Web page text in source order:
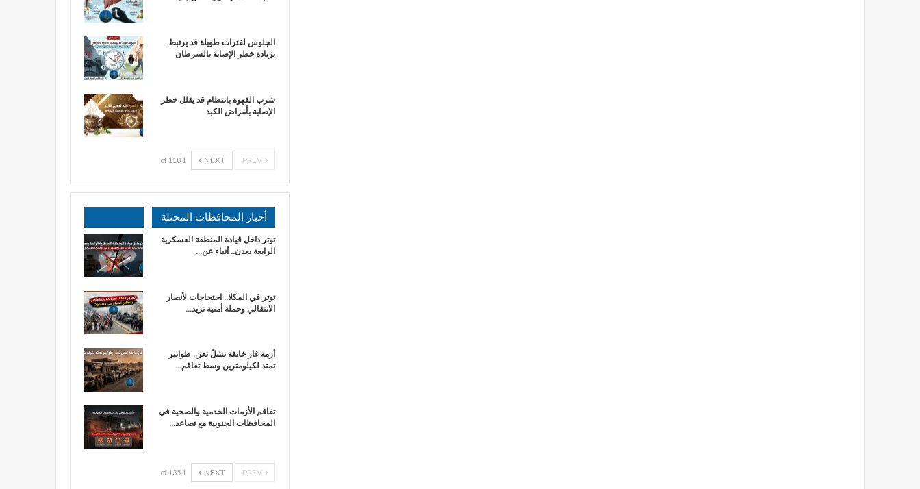
الجلوس لفترات طويلة قد يرتبط
بزيادة خطر الإصابة بالسرطان
شرب القهوة بانتظام قد يقلل خطر
الإصابة بأمراض الكبد
NEXT
1 of 118
أخبار المحافظات المحتلة
توتر داخل قيادة المنطقة العسكرية
الرابعة بعدن.. أنباء عن…
توتر في المكلا.. احتجاجات لأنصار
الانتقالي وحملة أمنية تزيد…
أزمة غاز خانقة تشلّ تعز.. طوابير
تمتد لكيلومترين وسط تفاقم…
تفاقم الأزمات الخدمية والصحية في
المحافظات الجنوبية مع تصاعد…
NEXT
1 of 135